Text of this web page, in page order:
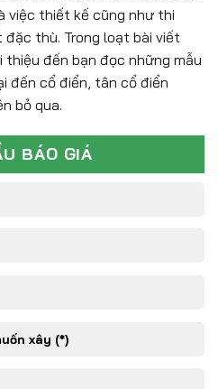
việc thiết kế cũng như thi
thù. Trong loạt bài viết
thiệu đến bạn đọc những mẫu
đến cổ điển, tân cổ điển
bỏ qua.
BÁO GIÁ